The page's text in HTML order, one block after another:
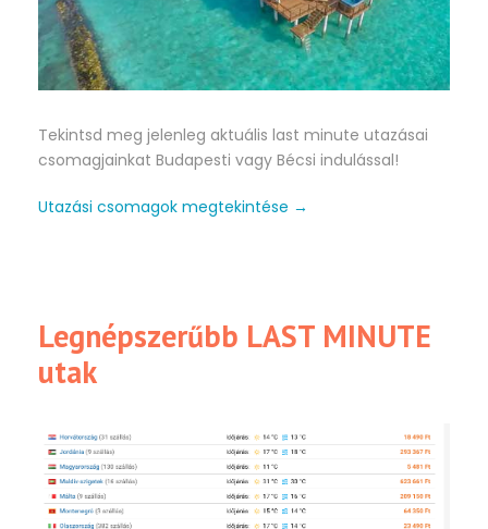
Tekintsd meg jelenleg aktuális last minute utazásai
csomagjainkat Budapesti vagy Bécsi indulással!
Utazási csomagok megtekintése →
Legnépszerűbb LAST MINUTE
utak